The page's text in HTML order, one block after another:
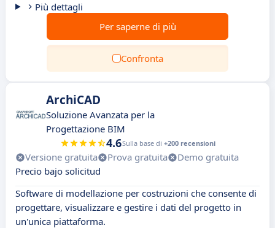
Più dettagli
Per saperne di più
Confronta
ArchiCAD
Soluzione Avanzata per la
Progettazione BIM
4.6Sulla base di +200 recensioni
Versione gratuita Prova gratuita
Demo gratuita
Precio bajo solicitud
Software di modellazione per costruzioni che consente di
progettare, visualizzare e gestire i dati del progetto in
un'unica piattaforma.